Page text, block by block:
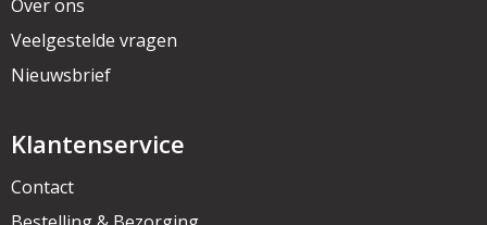
Over ons
Veelgestelde vragen
Nieuwsbrief
Klantenservice
Contact